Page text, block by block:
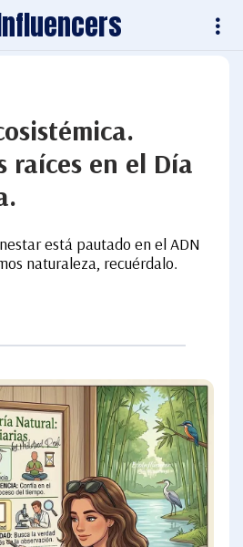
raíces en el Día
está pautado en el ADN
naturaleza, recuérdalo.